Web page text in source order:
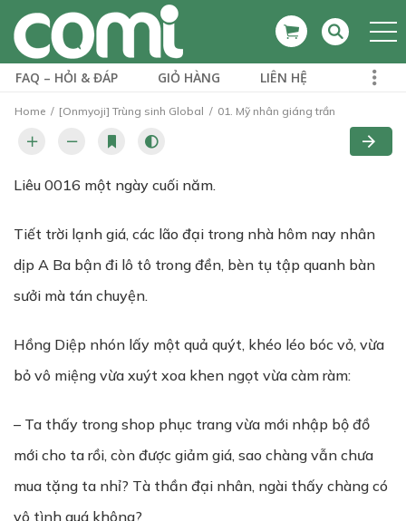
FAQ – HỎI & ĐÁP GIỎ HÀNG LIÊN HỆ
Home [Onmyoji] Trùng sinh Global 01. Mỹ nhân giáng trần
Liêu 0016 một ngày cuối năm.
Tiết trời lạnh giá, các lão đại trong nhà hôm nay nhân
dịp A Ba bận đi lô tô trong đền, bèn tụ tập quanh bàn
sưởi mà tán chuyện.
Hồng Diệp nhón lấy một quả quýt, khéo léo bóc vỏ, vừa
bỏ vô miệng vừa xuýt xoa khen ngọt vừa càm ràm:
– Ta thấy trong shop phục trang vừa mới nhập bộ đồ
mới cho ta rồi, còn được giảm giá, sao chàng vẫn chưa
mua tặng ta nhỉ? Tà thần đại nhân, ngài thấy chàng có
vô tình quá không?